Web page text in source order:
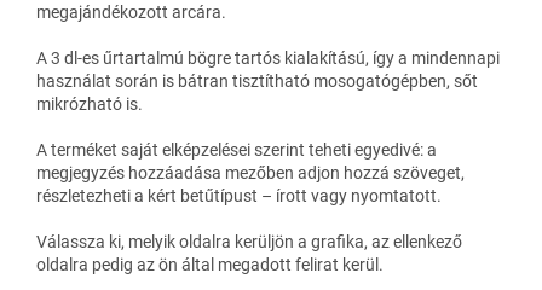
megajándékozott arcára.
A 3 dl-es űrtartalmú bögre tartós kialakítású, így a mindennapi
használat során is bátran tisztítható mosogatógépben, sőt
mikrózható is.
A terméket saját elképzelései szerint teheti egyedivé: a
megjegyzés hozzáadása mezőben adjon hozzá szöveget,
részletezheti a kért betűtípust – írott vagy nyomtatott.
Válassza ki, melyik oldalra kerüljön a grafika, az ellenkező
oldalra pedig az ön által megadott felirat kerül.